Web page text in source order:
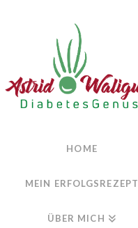
HOME
MEIN ERFOLGSREZEPT
ÜBER MICH